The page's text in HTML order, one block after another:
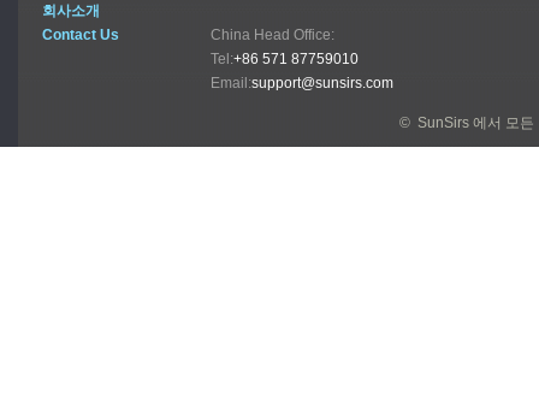
회사소개
Contact Us
China Head Office:
Tel:+86 571 87759010
Email:support@sunsirs.com
© SunSirs 에서 모